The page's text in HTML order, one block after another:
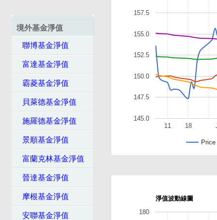
境外基金淨值
聯博基金淨值
富達基金淨值
霸菱基金淨值
貝萊德基金淨值
施羅德基金淨值
景順基金淨值
富蘭克林基金淨值
晉達基金淨值
摩根基金淨值
安聯基金淨值
Price
11 18
145.0
147.5
150.0
152.5
155.0
157.5
淨值波動線圖
180